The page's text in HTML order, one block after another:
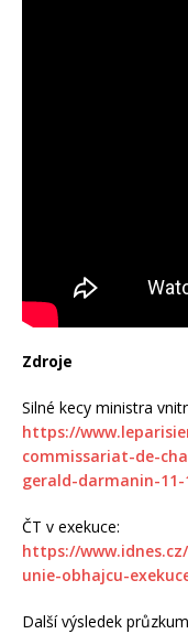
Zdroje
Silné kecy ministra
https://
commissariat-de-
gerald-darmanin-11-
ČT v exekuce:
https://
unie-obhajcu-
Další výsledek